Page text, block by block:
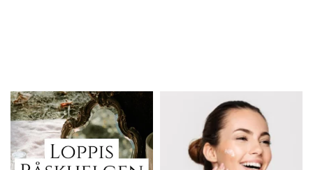
Vi skall ha loppis!
I Vellnez anda;...
Behandlingserbjudande
februari-mars!